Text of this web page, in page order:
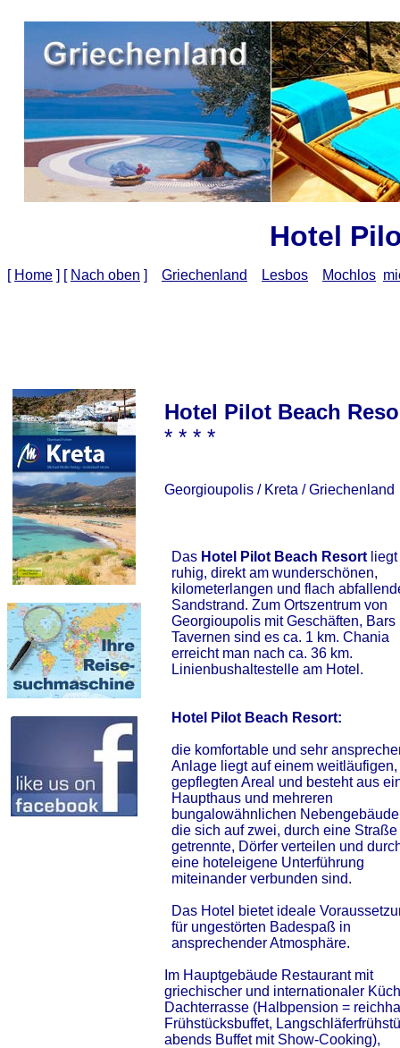
Hotel
[ Home ] [ Nach oben ] Griechenland Lesbos Mochlos
Hotel Pilot Beach
* * * *
Georgioupolis / Kreta / Griechenland
Das Hotel Pilot Beach Resort liegt
ruhig, direkt am wunderschönen,
kilometerlangen und flach
Sandstrand. Zum Ortszentrum von
Georgioupolis mit Geschäften, Bars
Tavernen sind es ca. 1 km. Chania
erreicht man nach ca. 36 km.
Linienbushaltestelle am Hotel.
Hotel Pilot Beach Resort:
die komfortable und sehr
Anlage liegt auf einem weitläufigen,
gepflegten Areal und besteht aus
Haupthaus und mehreren
bungalowähnlichen
die sich auf zwei, durch eine Straße
getrennte, Dörfer verteilen und
eine hoteleigene Unterführung
miteinander verbunden sind.
Das Hotel bietet ideale
für ungestörten Badespaß in
ansprechender Atmosphäre.
Im Hauptgebäude Restaurant mit
griechischer und internationaler
Dachterrasse (Halbpension =
Frühstücksbuffet,
abends Buffet mit Show-Cooking),